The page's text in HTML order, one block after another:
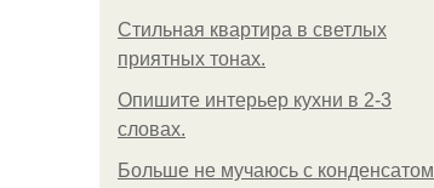
Стильная квартира в светлых
приятных тонах.
Опишите интерьер кухни в 2-3
словах.
Больше не мучаюсь с конденсатом